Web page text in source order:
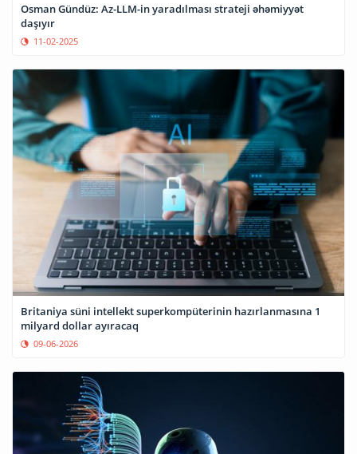
Osman Gündüz: Az-LLM-in yaradılması strateji əhəmiyyət
daşıyır
11-02-2025
Britaniya süni intellekt superkompüterinin hazırlanmasına 1
milyard dollar ayıracaq
09-06-2026